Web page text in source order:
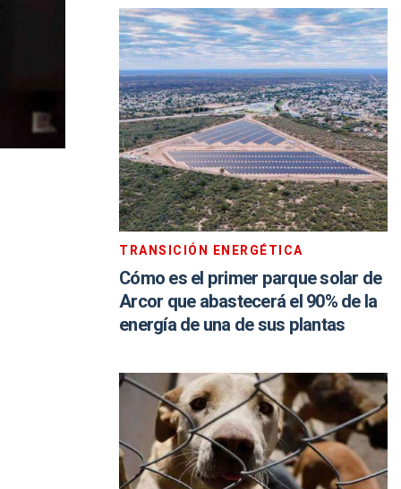
TRANSICIÓN ENERGÉTICA
Cómo es el primer parque solar de
Arcor que abastecerá el 90% de la
energía de una de sus plantas